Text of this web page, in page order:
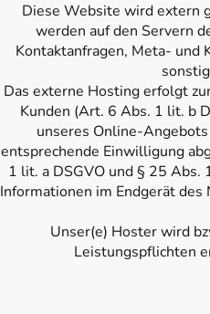
Diese Website wird extern
werden auf den Servern
Kontaktanfragen, Meta- und
Das externe Hosting erfolgt
Kunden (Art. 6 Abs. 1 lit. b
unseres Online-
entsprechende Einwilligung
1 lit. a DSGVO und § 25 Abs.
Informationen im Endgerät
Unser(e) Hoster wird
Leistungspflichten